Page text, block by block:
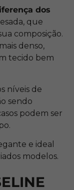
dos
que
composição.
denso,
tecido bem
níveis de
sendo
podem ser
e ideal
modelos.